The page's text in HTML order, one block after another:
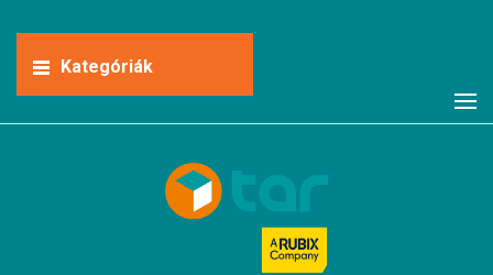
Kategóriák